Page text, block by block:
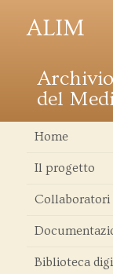
ALIM
del
Home
Il progetto
Collaboratori
Biblioteca